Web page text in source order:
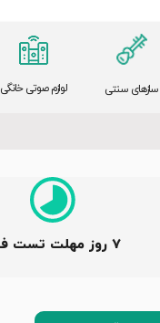
سازهای سنتی لوازم صوتی خانگی
٧ روز مهلت تست فنی